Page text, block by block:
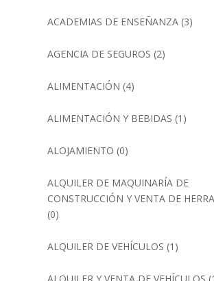
ACADEMIAS DE ENSEÑANZA(3)
AGENCIA DE SEGUROS (2)
ALIMENTACIÓN (4)
ALIMENTACIÓN Y BEBIDAS (1)
ALOJAMIENTO (0)
ALQUILER DE MAQUINARÍA DE
CONSTRUCCIÓN Y VENTA DE
(0)
ALQUILER DE VEHÍCULOS (1)